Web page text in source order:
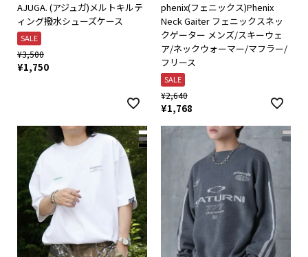
AJUGA. (アジュガ)メルトキルテ
ィング撥水シューズケース
SALE
¥3,500
¥1,750
phenix(フェニックス)Phenix
Neck Gaiter フェニックスネッ
クゲーター メンズ/スキーウェ
ア/ネックウォーマー/マフラー/
フリース
SALE
¥2,640
¥1,768